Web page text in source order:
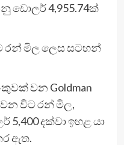
ඩොලර් 4,955.74ක්
රන් මිල ලෙස සටහන්
වන Goldman
වන විට රන් මිල,
දක්වා ඉහළ යා
ඇත.